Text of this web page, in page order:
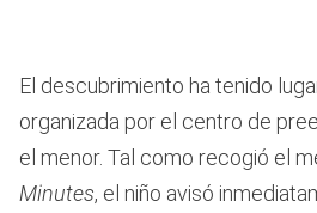
El descubrimiento ha tenido
organizada por el centro de
el menor. Tal como recogió el
Minutes, el niño avisó